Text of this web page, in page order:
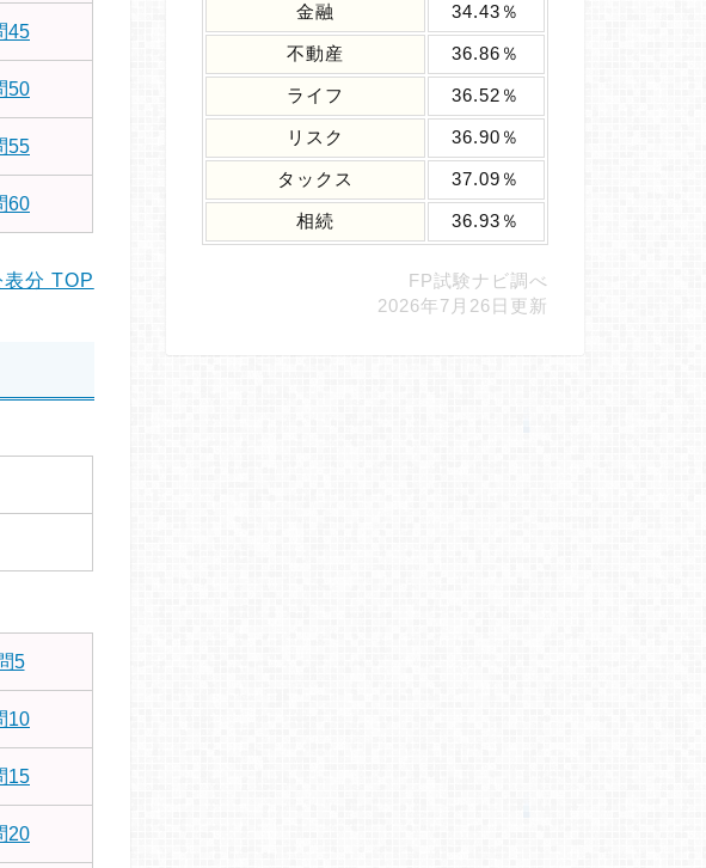
45
50
55
60
分 TOP
5
10
15
20
金融
34.43％
不動産 36.86％
ライフ 36.52％
リスク 36.90％
タックス 37.09％
相続 36.93％
FP試験ナビ調べ
2026年7月26日更新